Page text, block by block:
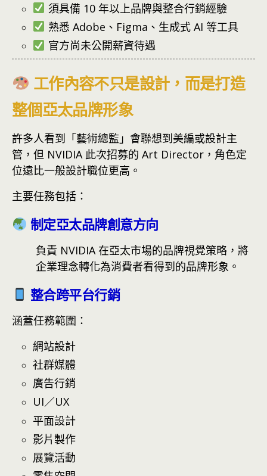
須具備 10 年以上品牌與整合行銷經驗
熟悉 Adobe、Figma、生成式 AI 等工具
官方尚未公開薪資待遇
工作內容不只是設計，而是打造
整個亞太品牌形象
許多人看到「藝術總監」會聯想到美編或設計主
管，但 NVIDIA 此次招募的 Art Director，角色定
位遠比一般設計職位更高。
主要任務包括：
制定亞太品牌創意方向
負責 NVIDIA 在亞太市場的品牌視覺策略，將
企業理念轉化為消費者看得到的品牌形象。
整合跨平台行銷
涵蓋任務範圍：
網站設計
社群媒體
廣告行銷
UI／UX
平面設計
影片製作
展覽活動